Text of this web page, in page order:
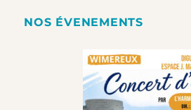
NOS ÉVENEMENTS